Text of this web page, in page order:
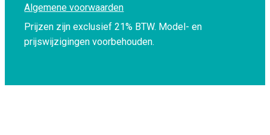
Algemene voorwaarden
Prijzen zijn exclusief 21% BTW. Model- en
prijswijzigingen voorbehouden.